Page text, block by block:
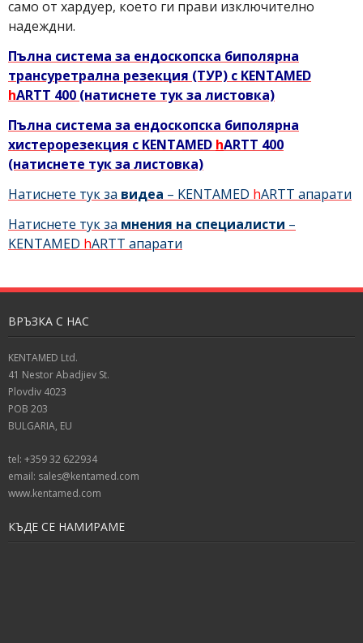
само от хардуер, което ги прави изключително
надеждни.
Пълна система за ендоскопска биполярна
трансуретрална резекция (ТУР) с KENTAMED
hARTT 400 (натиснете тук за листовка)
Пълна система за ендоскопска биполярна
хистерорезекция с KENTAMED hARTT 400
(натиснете тук за листовка)
Натиснете тук за видеа – KENTAMED hARTT апарати
Натиснете тук за мнения на специалисти –
KENTAMED hARTT апарати
ВРЪЗКА С НАС
KENTAMED Ltd.
41 Nestor Abadjiev St.
Plovdiv 4023
POB 203
BULGARIA, EU
tel: +359 32 622934
email: sales@kentamed.com
www.kentamed.com
КЪДЕ СЕ НАМИРАМЕ